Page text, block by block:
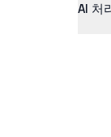
AI 처